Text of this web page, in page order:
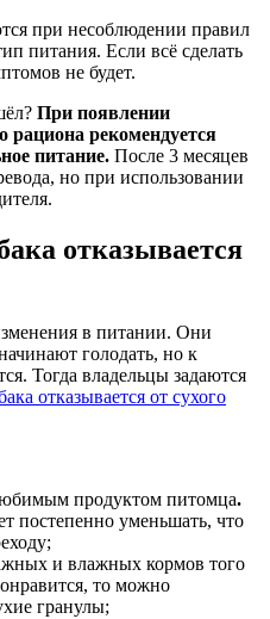
при несоблюдении правил
питания. Если всё сделать
не будет.
При появлении
рациона рекомендуется
питание. После 3 месяцев
но при использовании
отказывается
в питании. Они
голодать, но к
Тогда владельцы задаются
отказывается от сухого
продуктом питомца.
постепенно уменьшать, что
и влажных кормов того
то можно
гранулы;